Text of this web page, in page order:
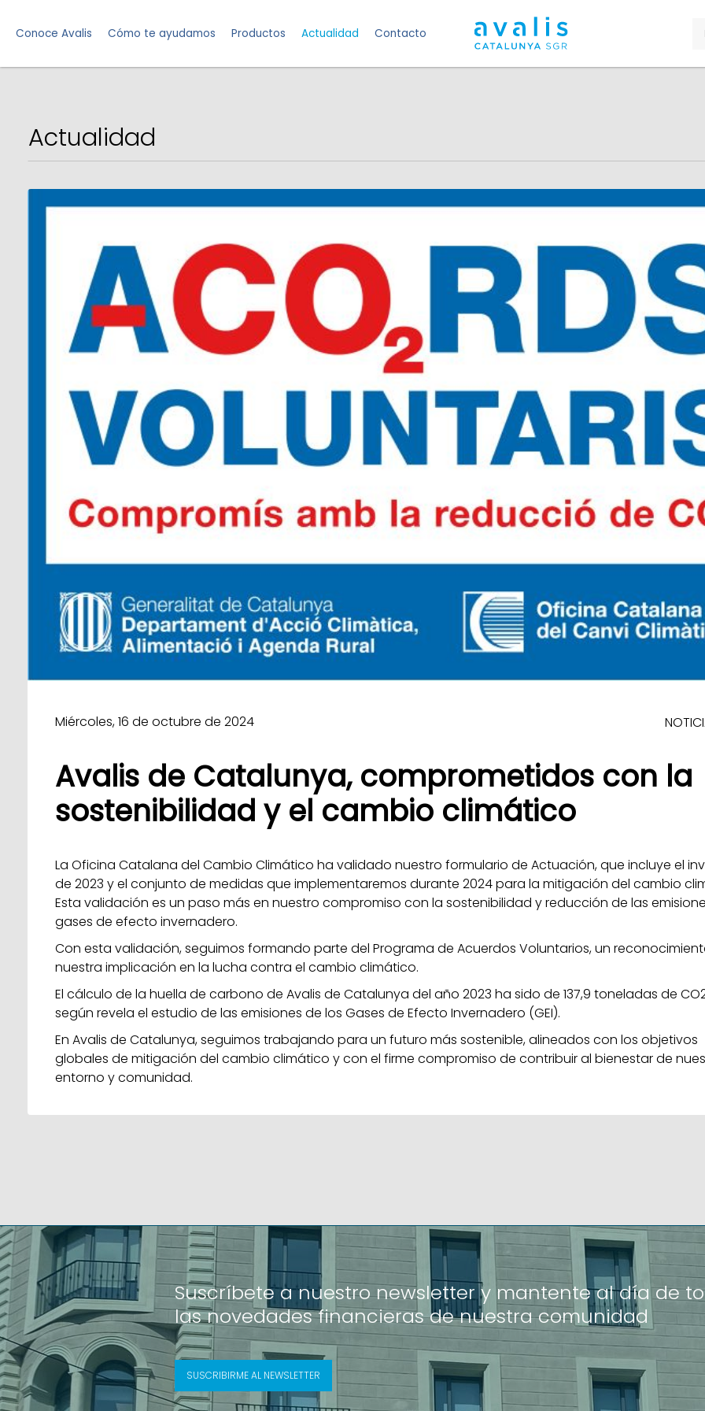
Conoce Avalis Cómo te ayudamos Productos Actualidad Contacto
Actualidad
Miércoles, 16 de octubre de 2024
Avalis de Catalunya, comprometidos con la
sostenibilidad y el cambio climático
La Oficina Catalana del Cambio Climático ha validado nuestro formulario de Actuación, que incluye el
de 2023 y el conjunto de medidas que implementaremos durante 2024 para la mitigación del cambio
Esta validación es un paso más en nuestro compromiso con la sostenibilidad y reducción de las
gases de efecto invernadero.
Con esta validación, seguimos formando parte del Programa de Acuerdos Voluntarios, un
nuestra implicación en la lucha contra el cambio climático.
El cálculo de la huella de carbono de Avalis de Catalunya del año 2023 ha sido de 137,9 toneladas de
según revela el estudio de las emisiones de los Gases de Efecto Invernadero (GEI).
En Avalis de Catalunya, seguimos trabajando para un futuro más sostenible, alineados con los objetivos
globales de mitigación del cambio climático y con el firme compromiso de contribuir al bienestar de
entorno y comunidad.
Suscríbete a nuestro newsletter y mantente al día de
las novedades financieras de nuestra comunidad
SUSCRIBIRME AL NEWSLETTER